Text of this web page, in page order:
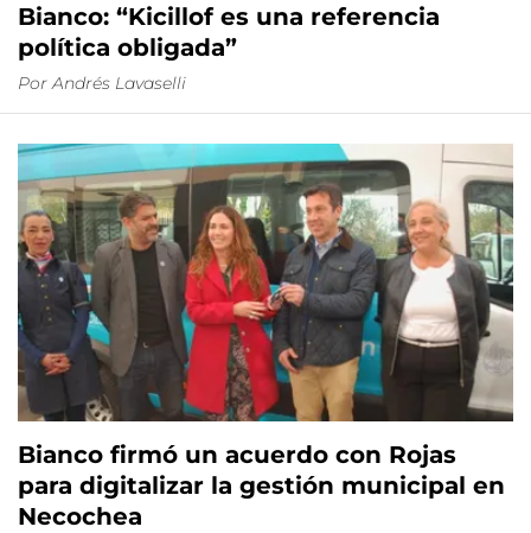
Bianco: “Kicillof es una referencia
política obligada”
Por Andrés Lavaselli
Bianco firmó un acuerdo con Rojas
para digitalizar la gestión municipal en
Necochea